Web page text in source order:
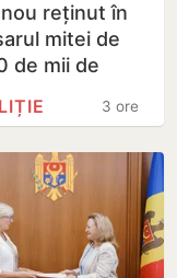
reținut în
mitei de
de mii de
transferul
3 ore